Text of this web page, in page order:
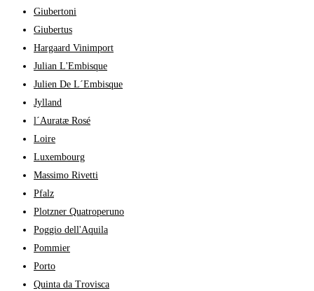
Giubertoni
Giubertus
Hargaard Vinimport
Julian L'Embisque
Julien De L´Embisque
Jylland
l´Auratæ Rosé
Loire
Luxembourg
Massimo Rivetti
Pfalz
Plotzner Quatroperuno
Poggio dell'Aquila
Pommier
Porto
Quinta da Trovisca